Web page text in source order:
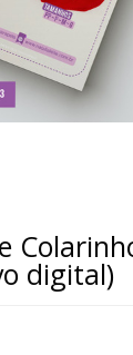
digital)